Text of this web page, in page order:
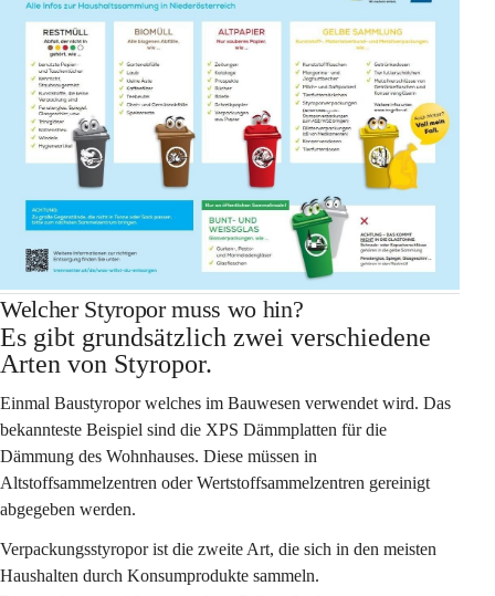
Welcher Styropor muss wo hin?
Es gibt grundsätzlich zwei verschiedene
Arten von Styropor.
Einmal Baustyropor welches im Bauwesen verwendet wird. Das
bekannteste Beispiel sind die XPS Dämmplatten für die
Dämmung des Wohnhauses. Diese müssen in
Altstoffsammelzentren oder Wertstoffsammelzentren gereinigt
abgegeben werden.
Verpackungsstyropor ist die zweite Art, die sich in den meisten
Haushalten durch Konsumprodukte sammeln.